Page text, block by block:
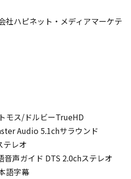
社ハピネット・メディアマーケテ
モス/ドルビーTrueHD
Audio 5.1chサラウンド
テレオ
声ガイド DTS 2.0chステレオ
語字幕